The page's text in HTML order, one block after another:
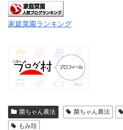
家庭菜園ランキング
菌ちゃん農法 菌ちゃん農法
もみ殻